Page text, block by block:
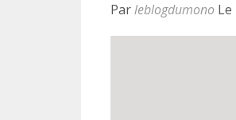
Parleblogdumono Le